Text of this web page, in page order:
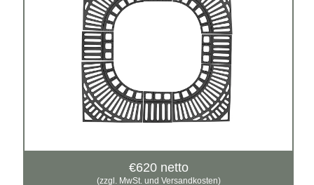
€620 netto
(zzgl. MwSt. und Versandkosten)